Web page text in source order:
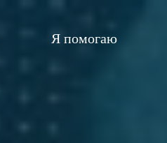
Я помогаю